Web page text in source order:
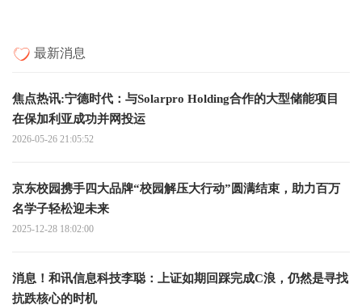
最新消息
焦点热讯:宁德时代：与Solarpro Holding合作的大型储能项目
在保加利亚成功并网投运
2026-05-26 21:05:52
京东校园携手四大品牌“校园解压大行动”圆满结束，助力百万
名学子轻松迎未来
2025-12-28 18:02:00
消息！和讯信息科技李聪：上证如期回踩完成C浪，仍然是寻找
抗跌核心的时机